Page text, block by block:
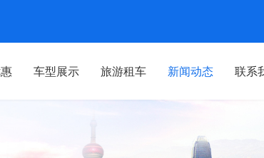
车型展示 旅游租车 新闻动态 联系